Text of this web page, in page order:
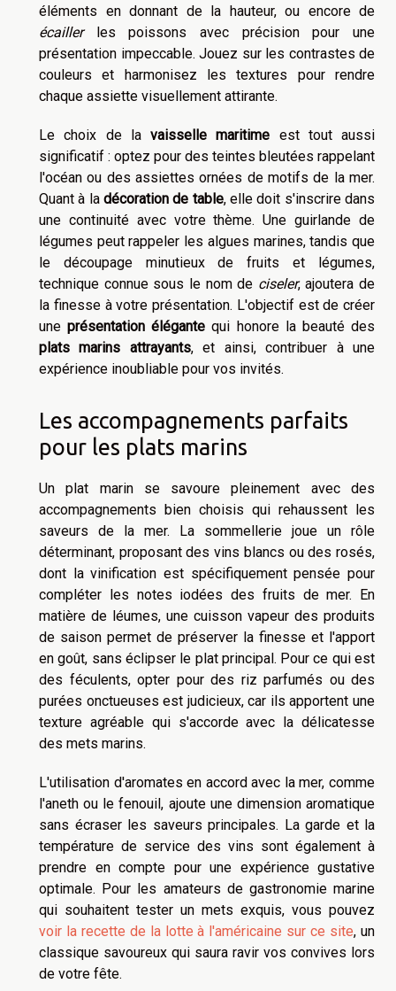
éléments en donnant de la hauteur, ou encore de
écaillerles poissons avec précision pour une
présentation impeccable. Jouez sur les contrastes de
couleurs et harmonisez les textures pour rendre
chaque assiette visuellement attirante.
Le choix de la vaisselle maritime est tout aussi
significatif : optez pour des teintes bleutées rappelant
l'océan ou des assiettes ornées de motifs de la mer.
Quant à la décoration de table, elle doit s'inscrire dans
une continuité avec votre thème. Une guirlande de
légumes peut rappeler les algues marines, tandis que
le découpage minutieux de fruits et légumes,
technique connue sous le nom de ciseler, ajoutera de
la finesse à votre présentation. L'objectif est de créer
uneprésentation élégante qui honore la beauté des
plats marins attrayants, et ainsi, contribuer à une
expérience inoubliable pour vos invités.
Les accompagnements parfaits
pour les plats marins
Un plat marin se savoure pleinement avec des
accompagnements bien choisis qui rehaussent les
saveurs de la mer. La sommellerie joue un rôle
déterminant, proposant des vins blancs ou des rosés,
dont la vinification est spécifiquement pensée pour
compléter les notes iodées des fruits de mer. En
matière de léumes, une cuisson vapeur des produits
de saison permet de préserver la finesse et l'apport
en goût, sans éclipser le plat principal. Pour ce qui est
des féculents, opter pour des riz parfumés ou des
purées onctueuses est judicieux, car ils apportent une
texture agréable qui s'accorde avec la délicatesse
des mets marins.
L'utilisation d'aromates en accord avec la mer, comme
l'aneth ou le fenouil, ajoute une dimension aromatique
sans écraser les saveurs principales. La garde et la
température de service des vins sont également à
prendre en compte pour une expérience gustative
optimale. Pour les amateurs de gastronomie marine
qui souhaitent tester un mets exquis, vous pouvez
voir la recette de la lotte à l'américaine sur ce site, un
classique savoureux qui saura ravir vos convives lors
de votre fête.